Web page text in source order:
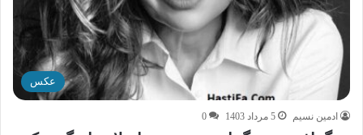
عکس
ادمین نسیم 5 مرداد 1403 0